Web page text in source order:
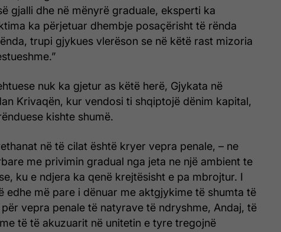
gjalli dhe në mënyrë graduale, eksperti ka
ka përjetuar dhembje posaçërisht të rënda
trupi gjykues vlerëson se në këtë rast mizoria
nuk ka gjetur as këtë herë, Gjykata në
Krivaqën, kur vendosi ti shqiptojë dënim kapital,
kishte shumë.
në të cilat është kryer vepra penale, – ne
me privimin gradual nga jeta ne një ambient te
ku e ndjera ka qenë krejtësisht e pa mbrojtur. I
edhe më pare i dënuar me aktgjykime të shumta të
vepra penale të natyrave të ndryshme, Andaj, të
të të akuzuarit në unitetin e tyre tregojnë